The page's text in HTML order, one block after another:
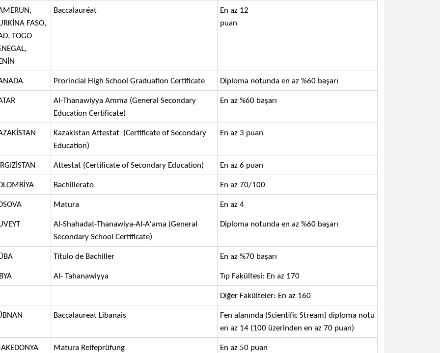
FASO,
TOGO
Baccalauréat
En az 12
puan
Prorincial High School Graduation Certificate Diploma notunda en az %60 başarı
Al-Thanawiyya Amma (General Secondary
Education Certificate)
En az %60 başarı
Kazakistan Attestat (Certificate of Secondary
Education)
En az 3 puan
Attestat (Certificate of Secondary Education) En az 6 puan
Bachillerato En az 70/100
Matura En az 4
Al-Shahadat-Thanawiya-Al-A'ama (General
Secondary School Certificate)
Diploma notunda en az %60 başarı
Título de Bachiller En az %70 başarı
Al- Tahanawiyya Tıp Fakültesi: En az 170
Diğer Fakülteler: En az 160
Baccalaureat Libanais
Fen alanında (Scientific Stream) diploma notu
en az 14 (100 üzerinden en az 70 puan)
Matura Reifeprüfung En az 50 puan